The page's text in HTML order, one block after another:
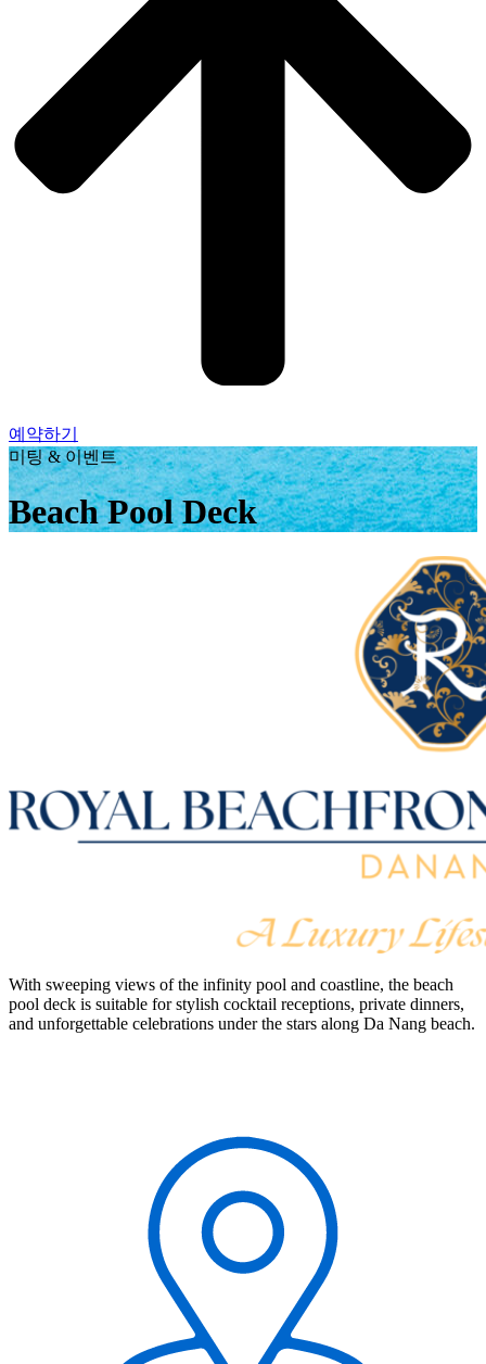
예약하기
미팅 & 이벤트
Beach Pool Deck
With sweeping views of the infinity pool and coastline, the beach
pool deck is suitable for stylish cocktail receptions, private dinners,
and unforgettable celebrations under the stars along Da Nang beach.